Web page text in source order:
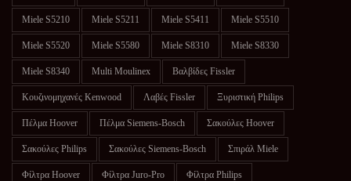
Miele S5210 Miele S5211 Miele S5411 Miele S5510
Miele S5520 Miele S5580 Miele S8310 Miele S8330
Miele S8340 Multi Moulinex Βαλβίδες Fissler
Κουζινομηχανές Kenwood Λαβές Fissler Ξυριστική Philips
Πέλμα Hoover Πέλμα Siemens-Bosch Σακούλες Hoover
Σακούλες Philips Σακούλες Siemens-Bosch Σπιράλ Miele
Φίλτρα Hoover Φίλτρα Juro-Pro Φίλτρα Philips